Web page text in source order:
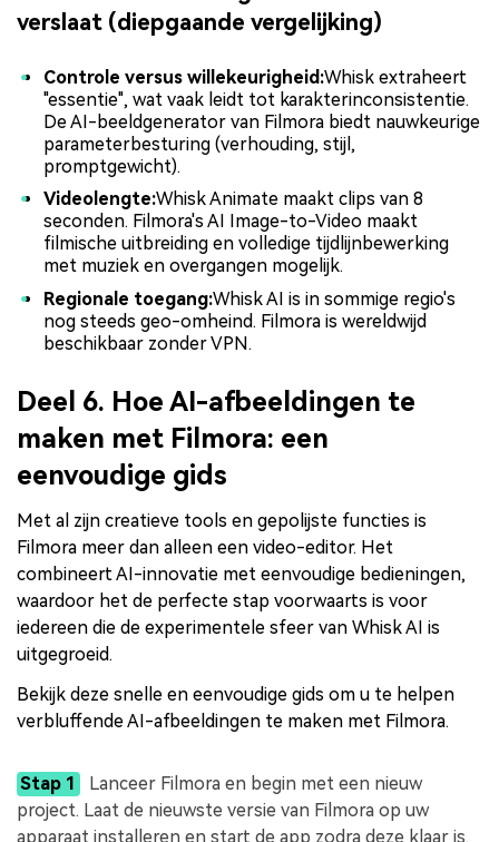
verslaat (diepgaande vergelijking)
Controle versus willekeurigheid:Whisk extraheert
"essentie", wat vaak leidt tot karakterinconsistentie.
De AI-beeldgenerator van Filmora biedt nauwkeurige
parameterbesturing (verhouding, stijl,
promptgewicht).
Videolengte:Whisk Animate maakt clips van 8
seconden. Filmora's AI Image-to-Video maakt
filmische uitbreiding en volledige tijdlijnbewerking
met muziek en overgangen mogelijk.
Regionale toegang:Whisk AI is in sommige regio's
nog steeds geo-omheind. Filmora is wereldwijd
beschikbaar zonder VPN.
Deel 6. Hoe AI-afbeeldingen te
maken met Filmora: een
eenvoudige gids
Met al zijn creatieve tools en gepolijste functies is
Filmora meer dan alleen een video-editor. Het
combineert AI-innovatie met eenvoudige bedieningen,
waardoor het de perfecte stap voorwaarts is voor
iedereen die de experimentele sfeer van Whisk AI is
uitgegroeid.
Bekijk deze snelle en eenvoudige gids om u te helpen
verbluffende AI-afbeeldingen te maken met Filmora.
Stap 1
Lanceer Filmora en begin met een nieuw
project. Laat de nieuwste versie van Filmora op uw
apparaat installeren en start de app zodra deze klaar is.